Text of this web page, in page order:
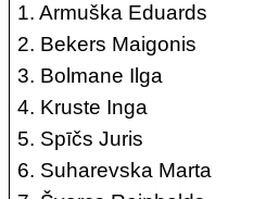
1. Armuška Eduards
2. Bekers Maigonis
3. Bolmane Ilga
4. Kruste Inga
5. Spīčs Juris
6. Suharevska Marta